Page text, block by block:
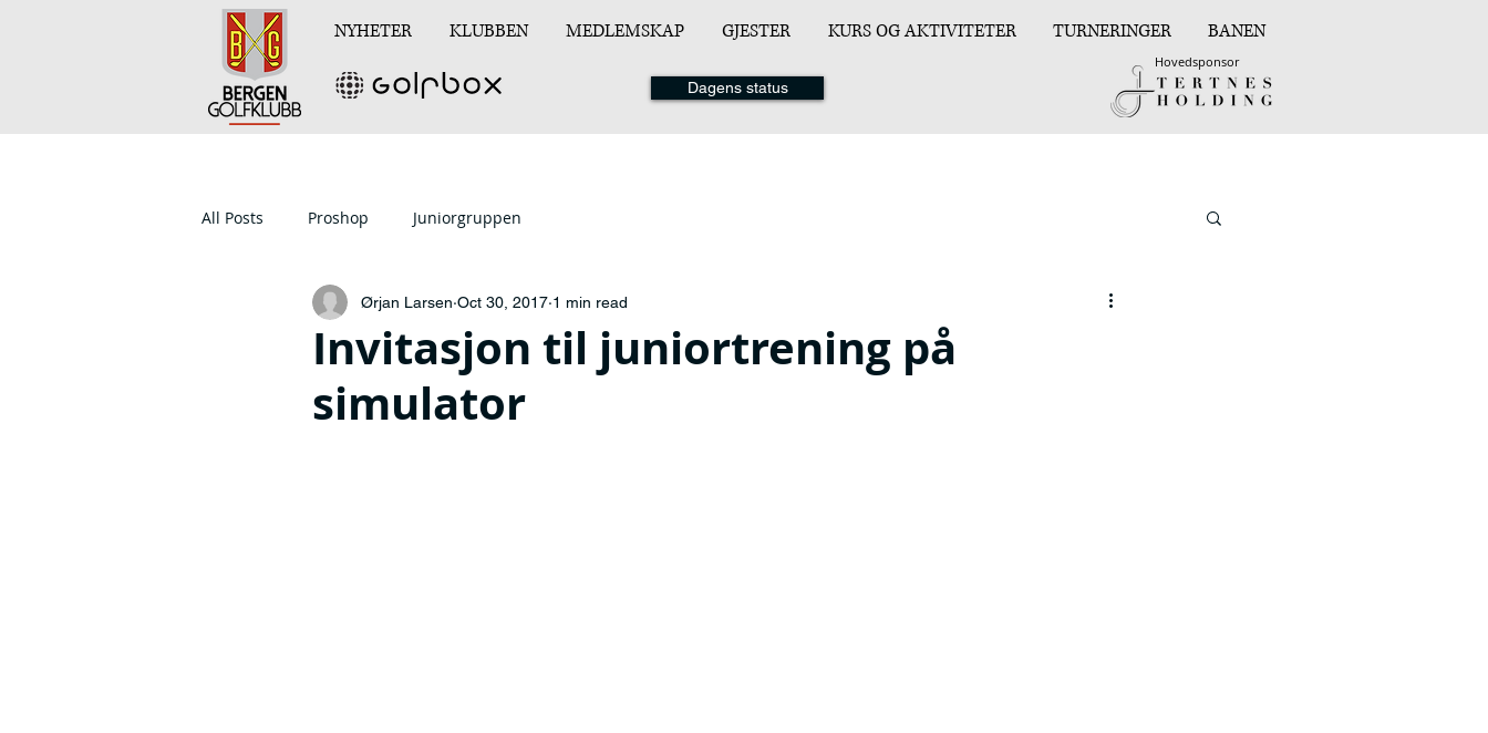
NYHETER KLUBBEN MEDLEMSKAP GJESTER KURS OG AKTIVITETER TURNERINGER BANEN
Dagens status
Hovedsponsor
All Posts Proshop Juniorgruppen
Invitasjon til juniortrening på
simulator
Ørjan Larsen Oct 30, 2017 1 min read